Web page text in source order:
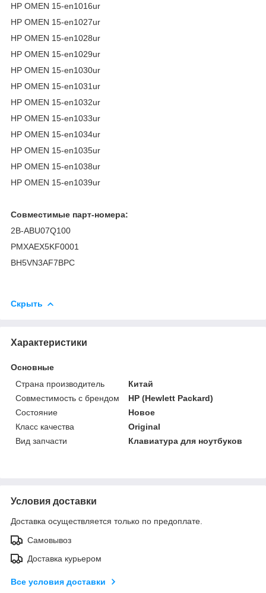
HP OMEN 15-en1016ur
HP OMEN 15-en1027ur
HP OMEN 15-en1028ur
HP OMEN 15-en1029ur
HP OMEN 15-en1030ur
HP OMEN 15-en1031ur
HP OMEN 15-en1032ur
HP OMEN 15-en1033ur
HP OMEN 15-en1034ur
HP OMEN 15-en1035ur
HP OMEN 15-en1038ur
HP OMEN 15-en1039ur
Совместимые парт-номера:
2B-ABU07Q100
PMXAEX5KF0001
BH5VN3AF7BPC
Скрыть
Характеристики
Основные
Страна производитель
Китай
Совместимость с брендом
HP (Hewlett Packard)
Состояние
Новое
Класс качества
Original
Вид запчасти
Клавиатура для ноутбуков
Условия доставки
Доставка осуществляется только по предоплате.
Самовывоз
Доставка курьером
Все условия доставки